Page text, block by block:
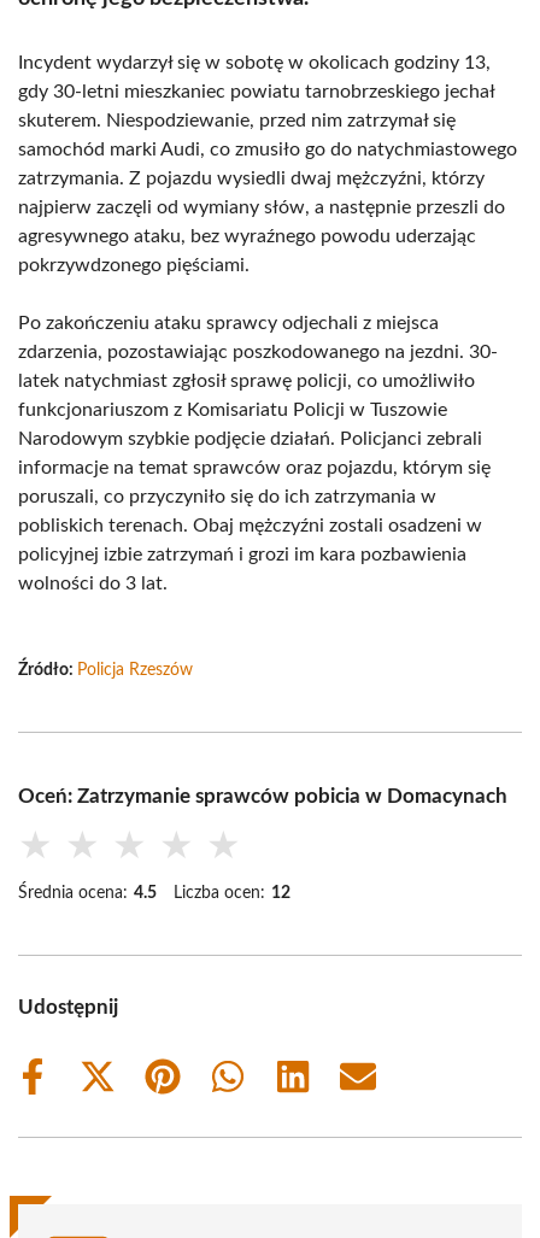
Incydent wydarzył się w sobotę w okolicach godziny 13,
gdy 30-letni mieszkaniec powiatu tarnobrzeskiego jechał
skuterem. Niespodziewanie, przed nim zatrzymał się
samochód marki Audi, co zmusiło go do natychmiastowego
zatrzymania. Z pojazdu wysiedli dwaj mężczyźni, którzy
najpierw zaczęli od wymiany słów, a następnie przeszli do
agresywnego ataku, bez wyraźnego powodu uderzając
pokrzywdzonego pięściami.
Po zakończeniu ataku sprawcy odjechali z miejsca
zdarzenia, pozostawiając poszkodowanego na jezdni. 30-
latek natychmiast zgłosił sprawę policji, co umożliwiło
funkcjonariuszom z Komisariatu Policji w Tuszowie
Narodowym szybkie podjęcie działań. Policjanci zebrali
informacje na temat sprawców oraz pojazdu, którym się
poruszali, co przyczyniło się do ich zatrzymania w
pobliskich terenach. Obaj mężczyźni zostali osadzeni w
policyjnej izbie zatrzymań i grozi im kara pozbawienia
wolności do 3 lat.
Źródło: Policja Rzeszów
Oceń: Zatrzymanie sprawców pobicia w Domacynach
★ ★ ★ ★ ★
Średnia ocena: 4.5 Liczba ocen: 12
Udostępnij
Share
Share
(Twitter)
Share
Share
Share
Share